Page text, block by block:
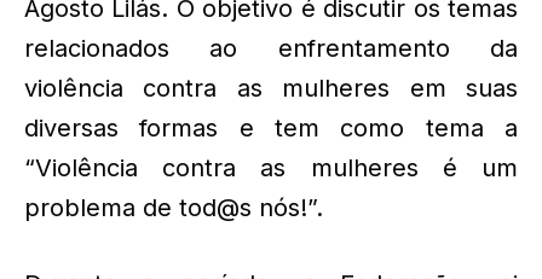
Agosto Lilás. O objetivo é discutir os temas
relacionados ao enfrentamento da
violência contra as mulheres em suas
diversas formas e tem como tema a
“Violência contra as mulheres é um
problema de tod@s nós!”.